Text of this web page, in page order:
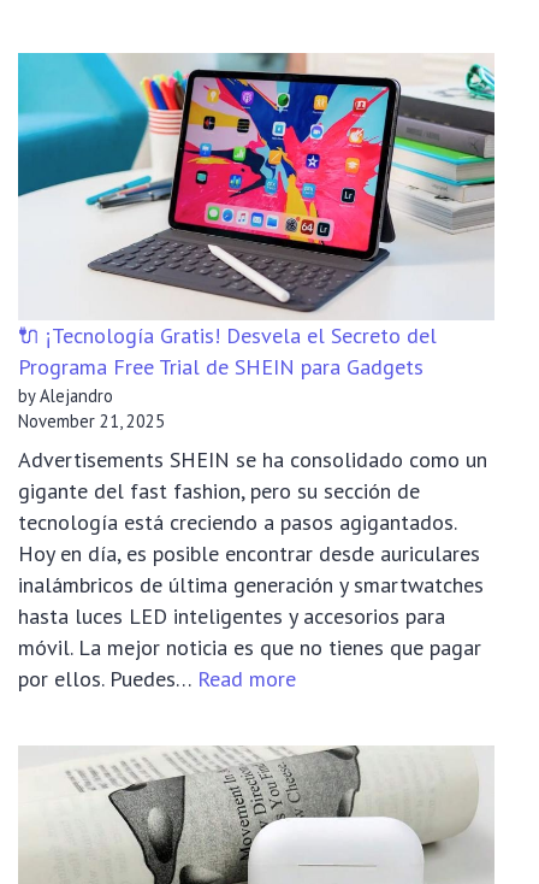
Cómo
Conseguir
Perfumes
GRATIS
🧴
🔌 ¡Tecnología Gratis! Desvela el Secreto del
Programa Free Trial de SHEIN para Gadgets
by Alejandro
November 21, 2025
Advertisements SHEIN se ha consolidado como un
gigante del fast fashion, pero su sección de
tecnología está creciendo a pasos agigantados.
Hoy en día, es posible encontrar desde auriculares
inalámbricos de última generación y smartwatches
hasta luces LED inteligentes y accesorios para
móvil. La mejor noticia es que no tienes que pagar
por ellos. Puedes… Read more:
¡Tecnología
Gratis!
Desvela
Secreto